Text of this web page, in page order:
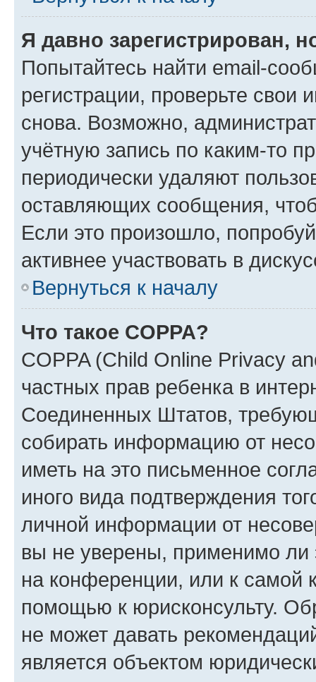
Я давно зарегистрирован,
Попытайтесь найти email-
регистрации, проверьте свои
снова. Возможно,
учётную запись по каким-то
периодически удаляют
оставляющих сообщения,
Если это произошло,
активнее участвовать в
Вернуться к началу
Что такое COPPA?
COPPA (Child Online Privacy
частных прав ребенка в
Соединенных Штатов,
собирать информацию от
иметь на это письменное
иного вида подтверждения
личной информации от
вы не уверены, применимо ли
на конференции, или к самой
помощью к юрисконсульту.
не может давать
является объектом